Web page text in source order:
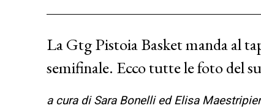
La Gtg Pistoia Basket manda al
semifinale. Ecco tutte le foto del
a cura di Sara Bonelli ed Elisa